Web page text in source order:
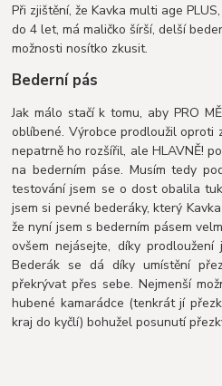
Při zjištění, že Kavka multi age
do 4 let, má maličko šírší, delší
možnosti nosítko zkusit.
Bederní pás
Jak málo stačí k tomu, aby PRO
oblíbené. Výrobce prodloužil oproti
nepatrně ho rozšířil, ale HLAVNĚ!
na bederním páse. Musím tedy
testování jsem se o dost obalila
jsem si pevné bederáky, který
že nyní jsem s bederním pásem
ovšem nejásejte, díky
Bederák se dá díky umístění
překrývat přes sebe. Nejmenší
hubené kamarádce (tenkrát jí
kraj do kyčlí) bohužel posunutí